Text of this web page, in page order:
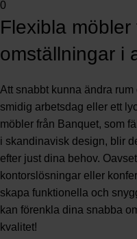
0
Flexibla
omställningar i
Att snabbt kunna ändra
smidig arbetsdag eller ett
möbler från Banquet, som
i skandinavisk design, blir
efter just dina behov.
kontorslösningar eller
skapa funktionella och
kan förenkla dina snabba
kvalitet!